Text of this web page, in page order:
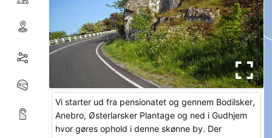
Vi starter ud fra pensionatet og gennem Bodilsker,
Anebro, Østerlarsker Plantage og ned i Gudhjem
hvor gøres ophold i denne skønne by. Der